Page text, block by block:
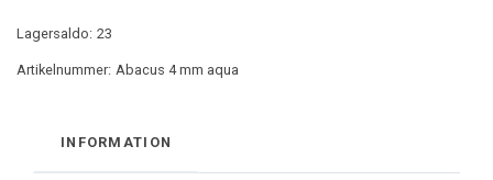
Lagersaldo: 23
Artikelnummer: Abacus 4 mm aqua
INFORMATION